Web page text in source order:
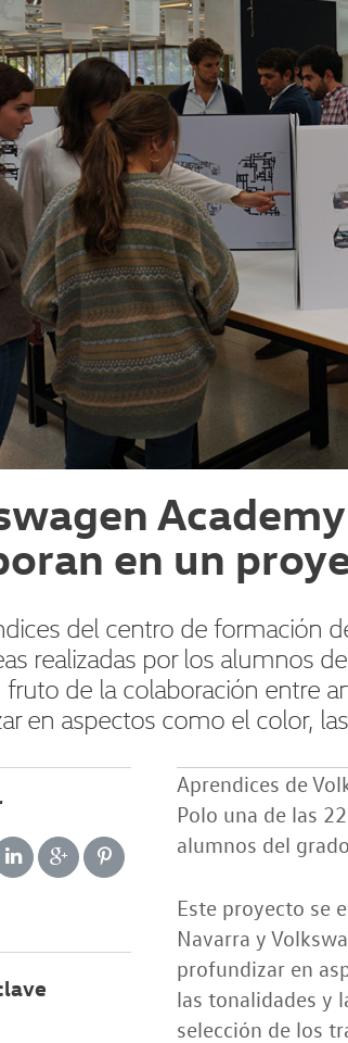
en un
del centro de formación
realizadas por los alumnos
fruto de la colaboración entre
en aspectos como el color,
Aprendices de
Polo una de las
alumnos del
Este proyecto se
Navarra y
profundizar en
las tonalidades y
selección de los